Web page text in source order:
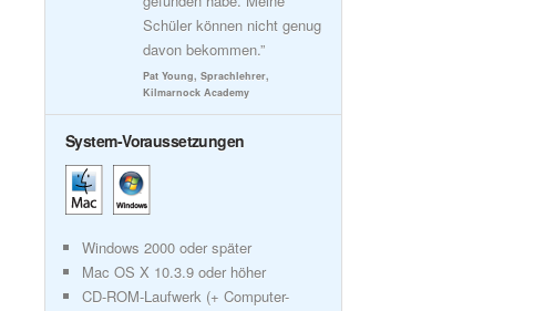
Schüler können nicht genug
davon bekommen.”
Pat Young, Sprachlehrer,
Kilmarnock Academy
System-Voraussetzungen
Windows 2000 oder später
Mac OS X 10.3.9 oder höher
CD-ROM-Laufwerk (+ Computer-